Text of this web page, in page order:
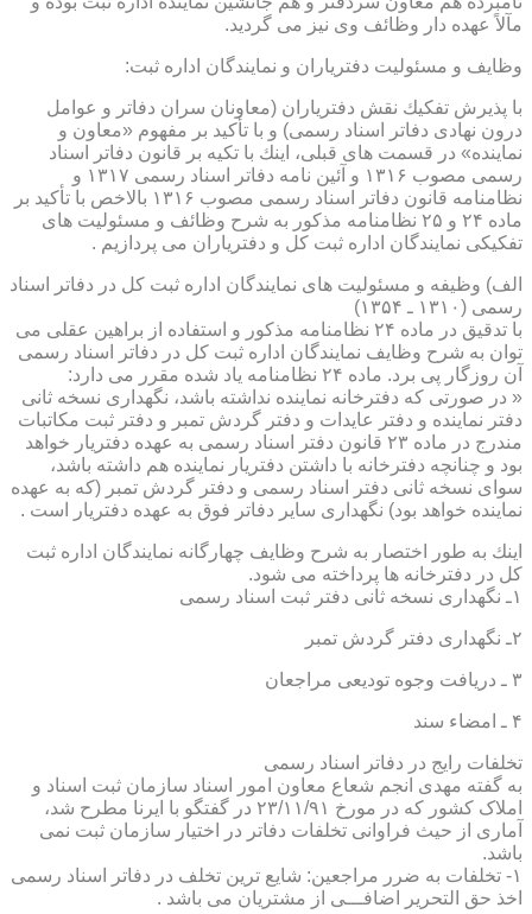
مآلاً عهده دار وظائف وی نیز می گردید.
وظایف و مسئولیت دفتریاران و نمایندگان اداره ثبت:
با پذیرش تفكیك نقش دفتریاران (معاونان سران دفاتر و عوامل
درون نهادی دفاتر اسناد رسمی) و با تأكید بر مفهوم «معاون و
نماینده» در قسمت های قبلی، اینك با تكیه بر قانون دفاتر اسناد
رسمی مصوب ۱۳۱۶ و آئین نامه دفاتر اسناد رسمی ۱۳۱۷ و
نظامنامه قانون دفاتر اسناد رسمی مصوب ۱۳۱۶ بالاخص با تأكید بر
ماده ۲۴ و ۲۵ نظامنامه مذكور به شرح وظائف و مسئولیت های
تفكیكی نمایندگان اداره ثبت كل و دفتریاران می پردازیم .
الف) وظیفه و مسئولیت های نمایندگان اداره ثبت كل در دفاتر اسناد
رسمی (۱۳۱۰ ـ ۱۳۵۴)
با تدقیق در ماده ۲۴ نظامنامه مذكور و استفاده از براهین عقلی می
توان به شرح وظایف نمایندگان اداره ثبت كل در دفاتر اسناد رسمی
آن روزگار پی برد. ماده ۲۴ نظامنامه یاد شده مقرر می دارد:
« در صورتی كه دفترخانه نماینده نداشته باشد، نگهداری نسخه ثانی
دفتر نماینده و دفتر عایدات و دفتر گردش تمبر و دفتر ثبت مكاتبات
مندرج در ماده ۲۳ قانون دفتر اسناد رسمی به عهده دفتریار خواهد
بود و چنانچه دفترخانه با داشتن دفتریار نماینده هم داشته باشد،
سوای نسخه ثانی دفتر اسناد رسمی و دفتر گردش تمبر (كه به عهده
نماینده خواهد بود) نگهداری سایر دفاتر فوق به عهده دفتریار است .
اینك به طور اختصار به شرح وظایف چهارگانه نمایندگان اداره ثبت
كل در دفترخانه ها پرداخته می شود.
۱ـ نگهداری نسخه ثانی دفتر ثبت اسناد رسمی
۲ـ نگهداری دفتر گردش تمبر
۳ ـ دریافت وجوه تودیعی مراجعان
۴ ـ امضاء سند
تخلفات رایج در دفاتر اسناد رسمی
به گفته مهدی انجم شعاع معاون امور اسناد سازمان ثبت اسناد و
املاک کشور که در مورخ ۲۳/۱۱/۹۱ در گفتگو با ایرنا مطرح شد،
آماری از حیث فراوانی تخلفات دفاتر در اختیار سازمان ثبت نمی
باشد.
۱- تخلفات به ضرر مراجعین: شایع ترین تخلف در دفاتر اسناد رسمی
اخذ حق التحریر اضافـــی از مشتریان می باشد .